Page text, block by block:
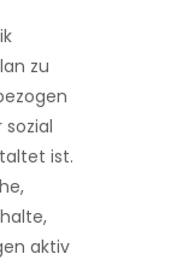
zu
ist.
aktiv